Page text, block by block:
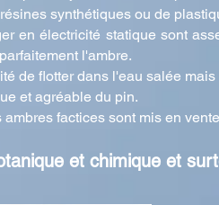
synthétiques ou de
en électricité statique sont
l'ambre.
de flotter dans l'eau salée
et agréable du pin.
factices sont mis en
et chimique et